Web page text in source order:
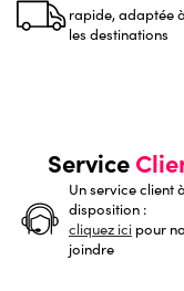
rapide, adaptée
les destinations
Service
Un service client
disposition :
cliquez ici pour
joindre